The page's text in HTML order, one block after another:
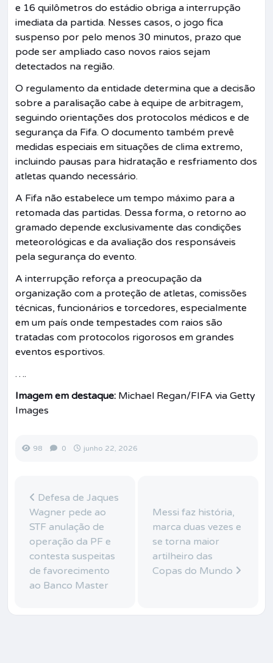
e 16 quilômetros do estádio obriga a interrupção
imediata da partida. Nesses casos, o jogo fica
suspenso por pelo menos 30 minutos, prazo que
pode ser ampliado caso novos raios sejam
detectados na região.
O regulamento da entidade determina que a decisão
sobre a paralisação cabe à equipe de arbitragem,
seguindo orientações dos protocolos médicos e de
segurança da Fifa. O documento também prevê
medidas especiais em situações de clima extremo,
incluindo pausas para hidratação e resfriamento dos
atletas quando necessário.
A Fifa não estabelece um tempo máximo para a
retomada das partidas. Dessa forma, o retorno ao
gramado depende exclusivamente das condições
meteorológicas e da avaliação dos responsáveis
pela segurança do evento.
A interrupção reforça a preocupação da
organização com a proteção de atletas, comissões
técnicas, funcionários e torcedores, especialmente
em um país onde tempestades com raios são
tratadas com protocolos rigorosos em grandes
eventos esportivos.
….
Imagem em destaque:Michael Regan/FIFA via Getty
Images
98 0 junho 22, 2026
Defesa de Jaques
Wagner pede ao
STF anulação de
operação da PF e
contesta suspeitas
de favorecimento
ao Banco Master
Messi faz história,
marca duas vezes e
se torna maior
artilheiro das
Copas do Mundo